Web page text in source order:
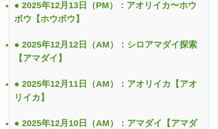
● 2025年12月13日（PM）：アオリイカ〜ホウ
ボウ 【ホウボウ】
● 2025年12月12日（AM）：シロアマダイ探索
【アマダイ】
● 2025年12月11日（AM）：アオリイカ 【アオ
リイカ】
● 2025年12月10日（AM）：アマダイ 【アマダ